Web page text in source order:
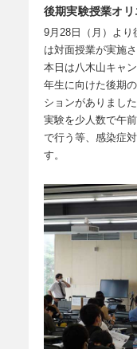
後期実験授業オ
9月28日（月）より
は対面授業が実施さ
本日は八木山キャ
年生に向けた後期
ションがありました
実験を少人数で午
で行う等、感染症
す。